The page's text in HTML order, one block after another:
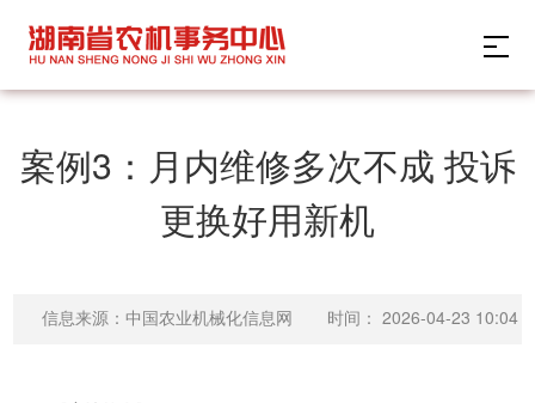
案例3：月内维修多次不成 投诉
更换好用新机
信息来源：中国农业机械化信息网 时间： 2026-04-23 10:04